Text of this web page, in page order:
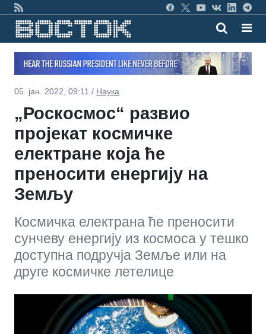
05. јан. 2022, 09:11 / Наука
„Роскосмос“ развио
пројекат космичке
електране која ће
преносити енергију на
Земљу
Космичка електрана ће преносити
сунчеву енергију из космоса у тешко
доступна подручја Земље или на
друге космичке летелице